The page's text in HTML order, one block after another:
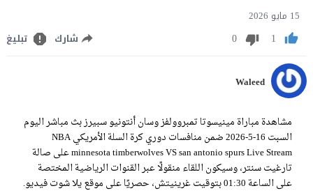
15 مايو 2026
1
0 شارك تبليغ
Waleed
مشاهدة مباراة مينيسوتا تمبروولفز وسان أنتونيو سبيرز بث مباشر اليوم
السبت 16-5-2026 ضمن منافسات دوري كرة السلة الأمريكي NBA
minnesota timberwolves VS san antonio spurs Live Stream على صالة
تارغيت سنتر، وسيكون اللقاء منقولًا عبر القنوات الرياضية المختصة
على الساعة 01:30 بتوقيت غرينيتش، حصريًا على موقع يلا شوت فيديو.